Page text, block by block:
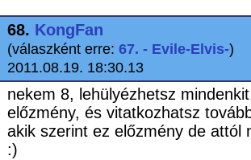
68. KongFan
(válaszként erre: 67. - Evile-Elvis-)
2011.08.19. 18:30.13
nekem 8, lehülyézhetsz
előzmény, és vitatkozhatsz
akik szerint ez előzmény de attól
:)